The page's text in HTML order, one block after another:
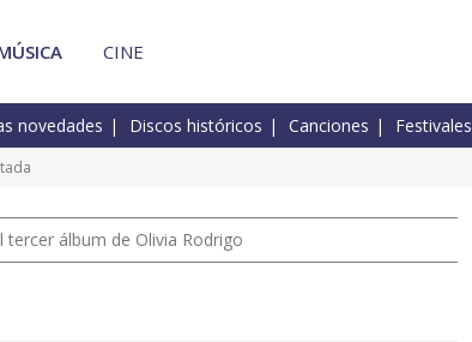
CINE
novedades Discos históricos Canciones Festivales
álbum de Olivia Rodrigo